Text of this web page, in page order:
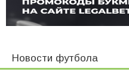
Новости футбола